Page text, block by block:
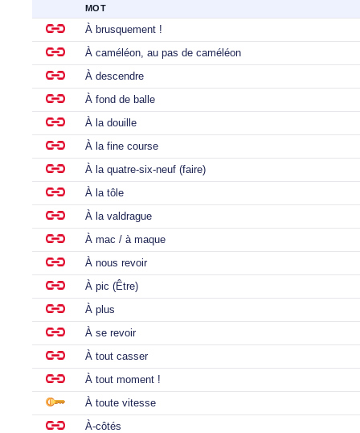
MOT
À brusquement !
À caméléon, au pas de caméléon
À descendre
À fond de balle
À la douille
À la fine course
À la quatre-six-neuf (faire)
À la tôle
À la valdrague
À mac / à maque
À nous revoir
À pic (Être)
À plus
À se revoir
À tout casser
À tout moment !
À toute vitesse
À-côtés